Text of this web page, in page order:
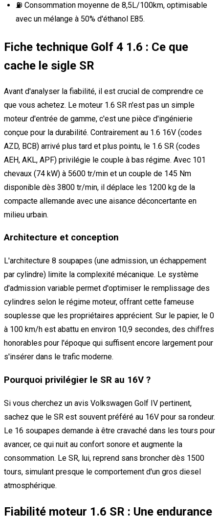
⛽ Consommation moyenne de 8,5L/100km, optimisable
avec un mélange à 50% d'éthanol E85.
Fiche technique Golf 4 1.6 : Ce que
cache le sigle SR
Avant d'analyser la fiabilité, il est crucial de comprendre ce
que vous achetez. Le moteur 1.6 SR n'est pas un simple
moteur d'entrée de gamme, c'est une pièce d'ingénierie
conçue pour la durabilité. Contrairement au 1.6 16V (codes
AZD, BCB) arrivé plus tard et plus pointu, le 1.6 SR (codes
AEH, AKL, APF) privilégie le couple à bas régime. Avec 101
chevaux (74 kW) à 5600 tr/min et un couple de 145 Nm
disponible dès 3800 tr/min, il déplace les 1200 kg de la
compacte allemande avec une aisance déconcertante en
milieu urbain.
Architecture et conception
L'architecture 8 soupapes (une admission, un échappement
par cylindre) limite la complexité mécanique. Le système
d'admission variable permet d'optimiser le remplissage des
cylindres selon le régime moteur, offrant cette fameuse
souplesse que les propriétaires apprécient. Sur le papier, le 0
à 100 km/h est abattu en environ 10,9 secondes, des chiffres
honorables pour l'époque qui suffisent encore largement pour
s'insérer dans le trafic moderne.
Pourquoi privilégier le SR au 16V ?
Si vous cherchez un avis Volkswagen Golf IV pertinent,
sachez que le SR est souvent préféré au 16V pour sa rondeur.
Le 16 soupapes demande à être cravaché dans les tours pour
avancer, ce qui nuit au confort sonore et augmente la
consommation. Le SR, lui, reprend sans broncher dès 1500
tours, simulant presque le comportement d'un gros diesel
atmosphérique.
Fiabilité moteur 1.6 SR : Une endurance